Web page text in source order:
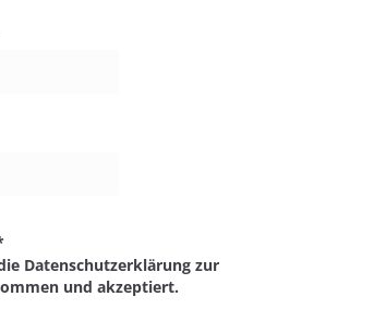
Datenschutzerklärung zur
und akzeptiert.